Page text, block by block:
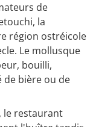
de
la
région ostréicole
Le mollusque
bouilli,
de bière ou de
le restaurant